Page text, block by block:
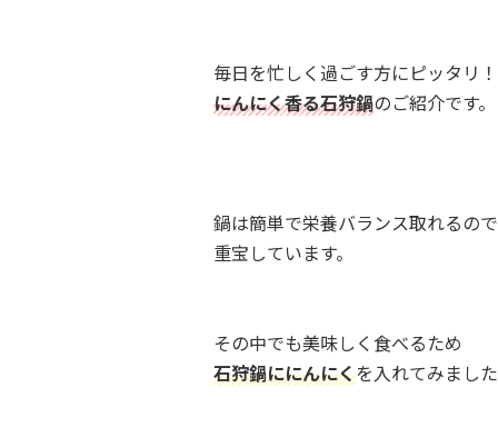
毎日を忙しく過ごす方にピッタリ！
にんにく香る石狩鍋のご紹介です。
鍋は簡単で栄養バランス取れるので
重宝しています。
その中でも美味しく食べるため
石狩鍋ににんにくを入れてみまし